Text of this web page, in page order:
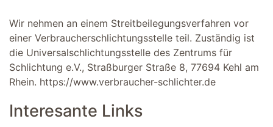
Wir nehmen an einem Streitbeilegungsverfahren vor
einer Verbraucherschlichtungsstelle teil. Zuständig ist
die Universalschlichtungsstelle des Zentrums für
Schlichtung e.V., Straßburger Straße 8, 77694 Kehl am
Rhein. https://www.verbraucher-schlichter.de
Interesante Links